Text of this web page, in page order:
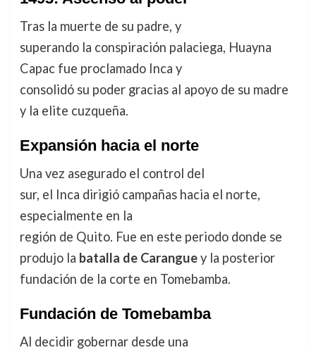
Tras la muerte de su padre, y
superando la conspiración palaciega, Huayna
Capac fue proclamado Inca y
consolidó su poder gracias al apoyo de su madre
y la elite cuzqueña.
Expansión hacia el norte
Una vez asegurado el control del
sur, el Inca dirigió campañas hacia el norte,
especialmente en la
región de Quito. Fue en este periodo donde se
produjo la batalla de Caranguey la posterior
fundación de la corte en Tomebamba.
Fundación de Tomebamba
Al decidir gobernar desde una